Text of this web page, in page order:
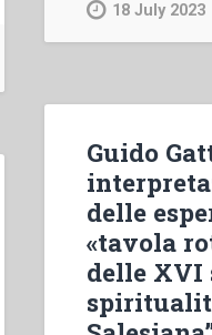
18 July 2023
Guido
delle
«tavola
delle XVI